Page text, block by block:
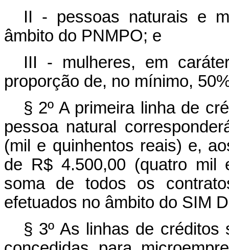
II - pessoas naturais e
âmbito do PNMPO; e
III - mulheres, em
proporção de, no mínimo,
§ 2º A primeira linha de
pessoa natural
(mil e quinhentos reais) e,
de R$ 4.500,00 (quatro mil
soma de todos os
efetuados no âmbito do SIM
§ 3º As linhas de créditos